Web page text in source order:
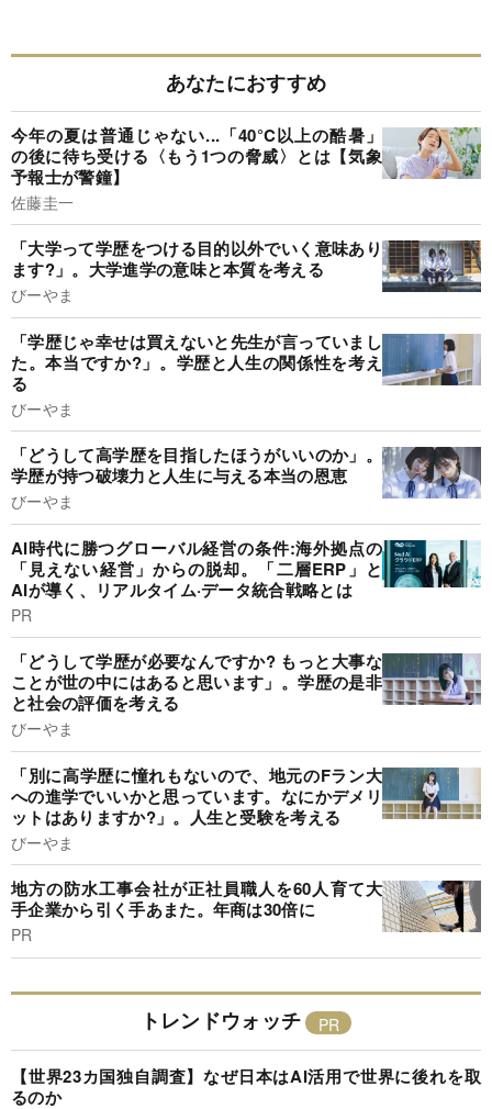
あなたにおすすめ
今年の夏は普通じゃない...「40°C以上の酷暑」
の後に待ち受ける〈もう1つの脅威〉とは【気象
予報士が警鐘】
佐藤圭一
「大学って学歴をつける目的以外でいく意味あり
ます?」。大学進学の意味と本質を考える
びーやま
「学歴じゃ幸せは買えないと先生が言っていまし
た。本当ですか?」。学歴と人生の関係性を考え
る
びーやま
「どうして高学歴を目指したほうがいいのか」。
学歴が持つ破壊力と人生に与える本当の恩恵
びーやま
AI時代に勝つグローバル経営の条件:海外拠点の
「見えない経営」からの脱却。「二層ERP」と
AIが導く、リアルタイム·データ統合戦略とは
PR
「どうして学歴が必要なんですか? もっと大事な
ことが世の中にはあると思います」。学歴の是非
と社会の評価を考える
びーやま
「別に高学歴に憧れもないので、地元のFラン大
への進学でいいかと思っています。なにかデメリ
ットはありますか?」。人生と受験を考える
びーやま
地方の防水工事会社が正社員職人を60人育て大
手企業から引く手あまた。年商は30倍に
PR
トレンドウォッチ
【世界23カ国独自調査】なぜ日本はAI活用で世界に後れを取
るのか